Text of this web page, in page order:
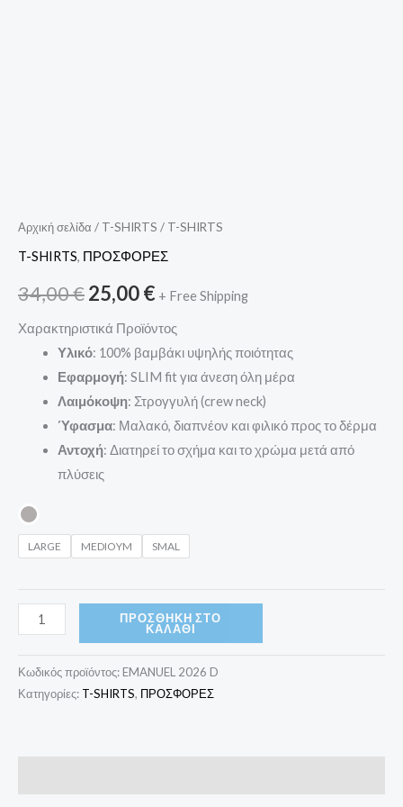
Αρχική σελίδα / T-SHIRTS / T-SHIRTS
T-SHIRTS, ΠΡΟΣΦΟΡΕΣ
34,00€25,00€ + Free Shipping
Χαρακτηριστικά Προϊόντος
Υλικό: 100% βαμβάκι υψηλής ποιότητας
Εφαρμογή: SLIM fit για άνεση όλη μέρα
Λαιμόκοψη: Στρογγυλή (crew neck)
Ύφασμα: Μαλακό, διαπνέον και φιλικό προς το δέρμα
Αντοχή: Διατηρεί το σχήμα και το χρώμα μετά από
πλύσεις
LARGE MEDIOYM SMAL
ΠΡΟΣΘΉΚΗ ΣΤΟ
ΚΑΛΆΘΙ
Κωδικός προϊόντος: EMANUEL 2026 D
Κατηγορίες: T-SHIRTS, ΠΡΟΣΦΟΡΕΣ